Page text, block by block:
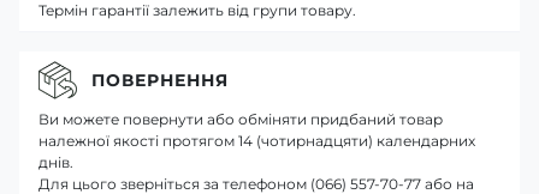
Термін гарантії залежить від групи товару.
ПОВЕРНЕННЯ
Ви можете повернути або обміняти придбаний товар
належної якості протягом 14 (чотирнадцяти) календарних
днів.
Для цього зверніться за телефоном (066) 557-70-77 або на